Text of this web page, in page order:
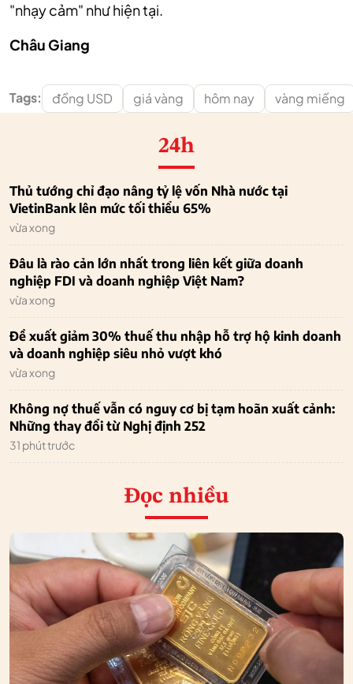
"nhạy cảm" như hiện tại.
Châu Giang
Tags: đồng USD giá vàng hôm nay vàng miếng
24h
Thủ tướng chỉ đạo nâng tỷ lệ vốn Nhà nước tại
VietinBank lên mức tối thiểu 65%
vừa xong
Đâu là rào cản lớn nhất trong liên kết giữa doanh
nghiệp FDI và doanh nghiệp Việt Nam?
vừa xong
Đề xuất giảm 30% thuế thu nhập hỗ trợ hộ kinh doanh
và doanh nghiệp siêu nhỏ vượt khó
vừa xong
Không nợ thuế vẫn có nguy cơ bị tạm hoãn xuất cảnh:
Những thay đổi từ Nghị định 252
31 phút trước
Đọc nhiều